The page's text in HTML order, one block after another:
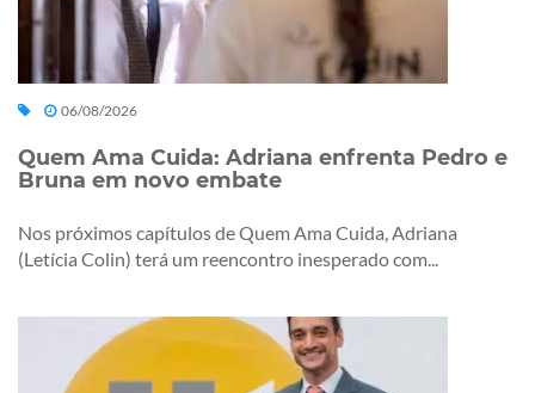
06/08/2026
Quem Ama Cuida: Adriana enfrenta Pedro e
Bruna em novo embate
Nos próximos capítulos de Quem Ama Cuida, Adriana
(Letícia Colin) terá um reencontro inesperado com...